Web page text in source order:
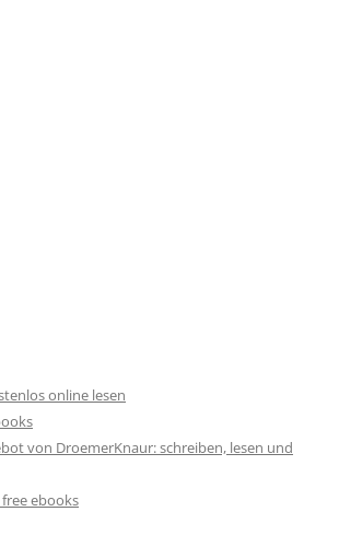
online lesen
von DroemerKnaur: schreiben, lesen und
ebooks